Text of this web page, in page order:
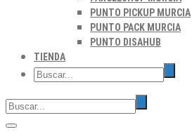
PUNTO PICKUP MURCIA
PUNTO PACK MURCIA
PUNTO DISAHUB
TIENDA